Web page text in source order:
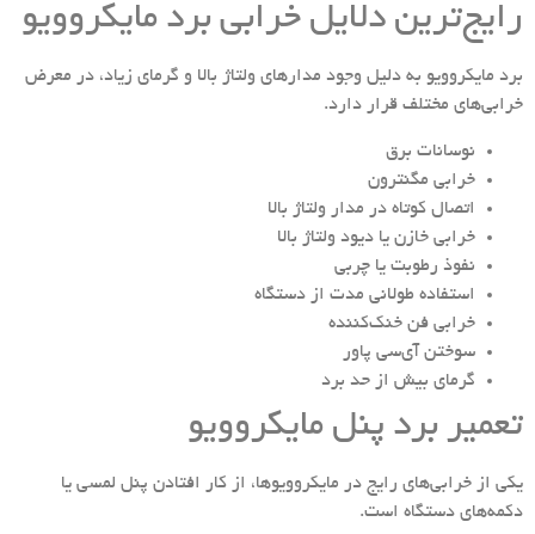
رایج‌ترین دلایل خرابی برد مایکروویو
برد مایکروویو به دلیل وجود مدارهای ولتاژ بالا و گرمای زیاد، در معرض
خرابی‌های مختلف قرار دارد.
نوسانات برق
خرابی مگنترون
اتصال کوتاه در مدار ولتاژ بالا
خرابی خازن یا دیود ولتاژ بالا
نفوذ رطوبت یا چربی
استفاده طولانی مدت از دستگاه
خرابی فن خنک‌کننده
سوختن آی‌سی پاور
گرمای بیش از حد برد
تعمیر برد پنل مایکروویو
یکی از خرابی‌های رایج در مایکروویوها، از کار افتادن پنل لمسی یا
دکمه‌های دستگاه است.